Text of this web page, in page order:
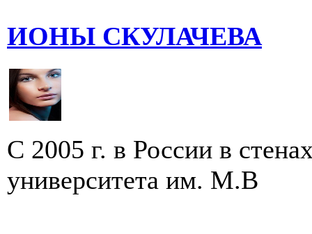
ИОНЫ СКУЛАЧЕВА
С 2005 г. в России в
университета им. М.В